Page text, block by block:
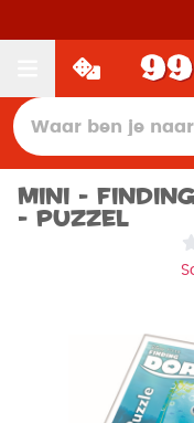
Mini -
- Puzzel